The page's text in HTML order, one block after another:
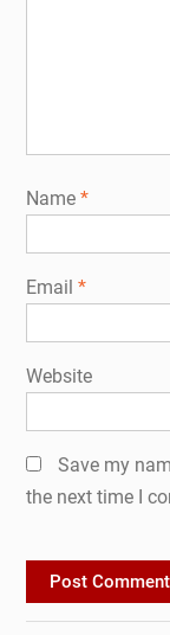
Name *
Email *
Website
Save my
the next time I